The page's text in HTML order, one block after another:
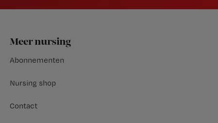
Footer
Meer nursing
Abonnementen
Nursing shop
Contact